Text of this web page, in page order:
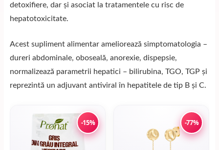
detoxifiere, dar și asociat la tratamentele cu risc de
hepatotoxicitate.
Acest supliment alimentar ameliorează simptomatologia –
dureri abdominale, oboseală, anorexie, dispepsie,
normalizează parametrii hepatici – bilirubina, TGO, TGP și
reprezintă un adjuvant antiviral în hepatitele de tip B și C.
-15% -77%